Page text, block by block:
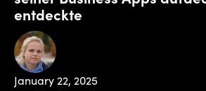
entdeckte
January 22, 2025